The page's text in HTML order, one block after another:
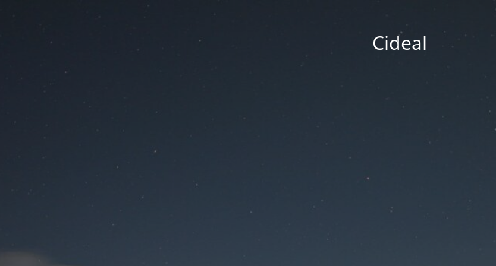
Cideal